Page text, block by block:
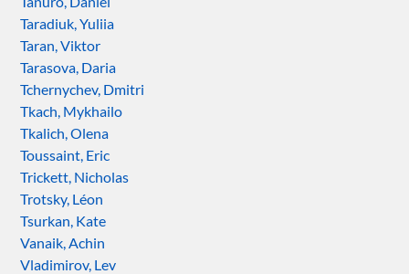
Taradiuk, Yuliia
Taran, Viktor
Tarasova, Daria
Tchernychev, Dmitri
Tkach, Mykhailo
Tkalich, Olena
Toussaint, Eric
Trickett, Nicholas
Trotsky, Léon
Tsurkan, Kate
Vanaik, Achin
Vladimirov, Lev